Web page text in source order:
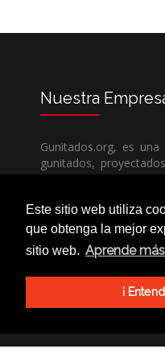
Este sitio web utiliza
que obtenga la mejor
sitio web. Aprende más
¡
Nuestra
Gunitados.org, es
gunitados,
con todos los medios
competencia.
Si necesita una
en llamarnos,
de poder ayudarle,
profesional.